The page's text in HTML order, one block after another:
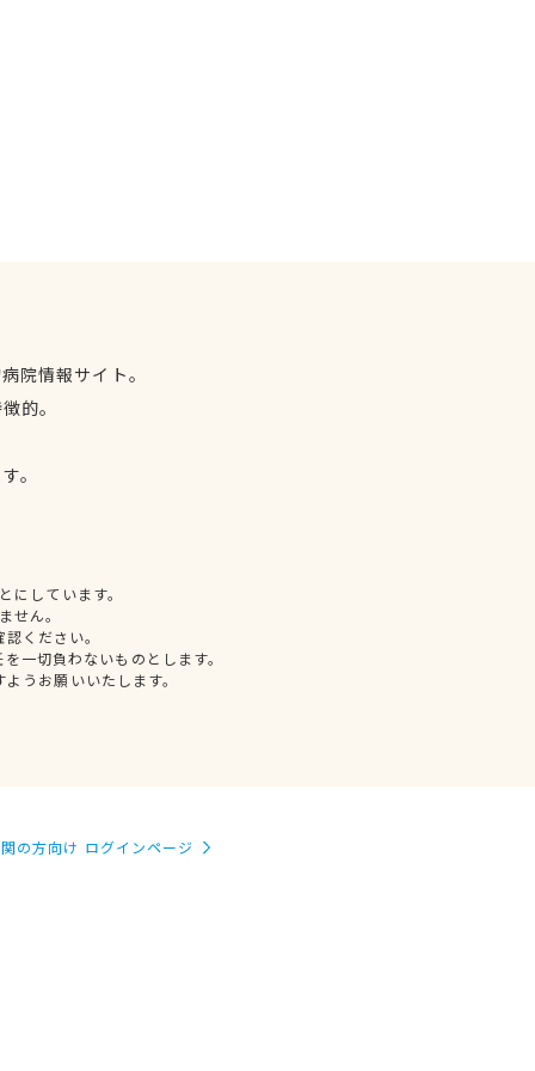
院情報サイト。
的。
。
しています。
せん。
ください。
一切負わないものとします。
うお願いいたします。
の方向け ログインページ